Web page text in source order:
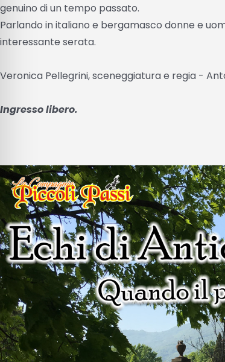
genuino di un tempo passato.
Parlando in italiano e bergamasco donne e
interessante serata.
Veronica Pellegrini, sceneggiatura e regia -
Ingresso libero.